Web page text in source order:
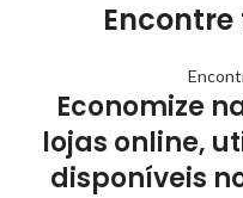
Economize
lojas online,
disponíveis